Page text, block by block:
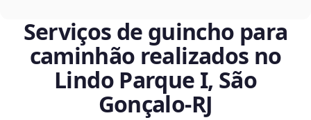
Serviços de guincho para
caminhão realizados no
Lindo Parque I, São
Gonçalo‑RJ